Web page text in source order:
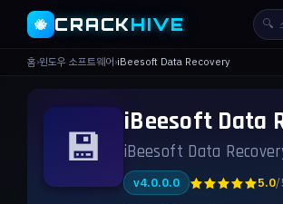
🐝 CRACKHIVE 🔍
홈›윈도우 소프트웨어›iBeesoft Data Recovery
💾 iBeesoft Data
iBeesoft Data
v4.0.0.0 ★★★★★5.0/